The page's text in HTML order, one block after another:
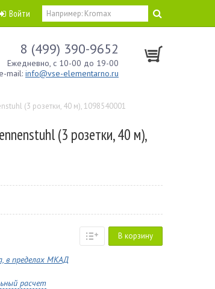
Войти
8 (499) 390-9652
Ежедневно, с 10-00 до 19-00
e-mail: info@vse-elementarno.ru
(3 розетки, 40 м), 1098540001
(3 розетки, 40 м),
В корзину
в пределах МКАД
расчет